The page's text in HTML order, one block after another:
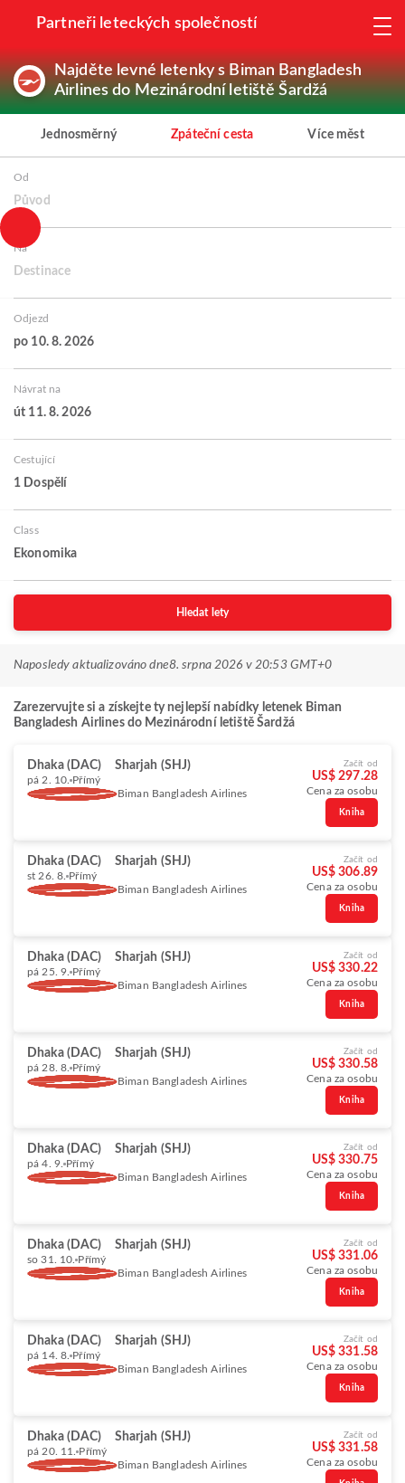
Partneři leteckých společností
Najděte levné letenky s Biman Bangladesh
Airlines do Mezinárodní letiště Šardžá
Jednosměrný Zpáteční cesta Více měst
Od
Původ
Na
Destinace
Odjezd
po 10. 8. 2026
Návrat na
út 11. 8. 2026
Cestující
1 Dospělí
Class
Ekonomika
Hledat lety
Naposledy aktualizováno dne8. srpna 2026 v 20:53 GMT+0
Zarezervujte si a získejte ty nejlepší nabídky letenek Biman
Bangladesh Airlines do Mezinárodní letiště Šardžá
Dhaka (DAC) Sharjah (SHJ)
pá 2. 10. Přímý
Biman Bangladesh Airlines
Začít od
US$ 297.28
Cena za osobu
Kniha
Dhaka (DAC) Sharjah (SHJ)
st 26. 8. Přímý
Biman Bangladesh Airlines
Začít od
US$ 306.89
Cena za osobu
Kniha
Dhaka (DAC) Sharjah (SHJ)
pá 25. 9. Přímý
Biman Bangladesh Airlines
Začít od
US$ 330.22
Cena za osobu
Kniha
Dhaka (DAC) Sharjah (SHJ)
pá 28. 8. Přímý
Biman Bangladesh Airlines
Začít od
US$ 330.58
Cena za osobu
Kniha
Dhaka (DAC) Sharjah (SHJ)
pá 4. 9. Přímý
Biman Bangladesh Airlines
Začít od
US$ 330.75
Cena za osobu
Kniha
Dhaka (DAC) Sharjah (SHJ)
so 31. 10. Přímý
Biman Bangladesh Airlines
Začít od
US$ 331.06
Cena za osobu
Kniha
Dhaka (DAC) Sharjah (SHJ)
pá 14. 8. Přímý
Biman Bangladesh Airlines
Začít od
US$ 331.58
Cena za osobu
Kniha
Dhaka (DAC) Sharjah (SHJ)
pá 20. 11. Přímý
Biman Bangladesh Airlines
Začít od
US$ 331.58
Cena za osobu